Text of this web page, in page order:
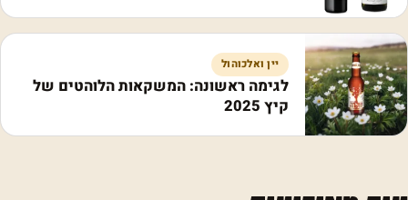
יין ואלכוהול
לגימה ראשונה: המשקאות הלוהטים של
קיץ 2025